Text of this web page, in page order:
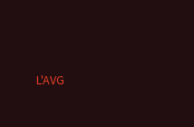
L'AVG